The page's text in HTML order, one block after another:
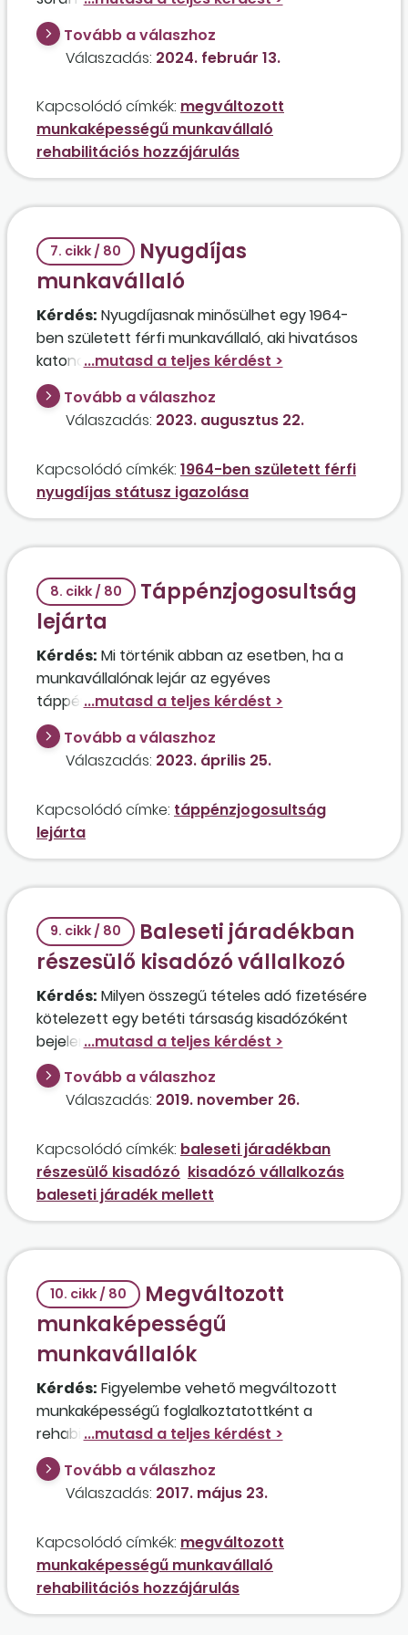
munkavállalót, aki egyidejűleg kettő – azonos
tulajdonosi körrel rendelkező – kft.-nél áll heti
20-20 órás munkaviszonyban? Élhet vele
szociálishozzájárulásiadó-kedvezménnyel?
Tovább a válaszhoz
Válaszadás: 2024. február 13.
Kapcsolódó címkék: megváltozott
munkaképességű munkavállaló
rehabilitációs hozzájárulás
7. cikk / 80
Nyugdíjas
munkavállaló
Kérdés: Nyugdíjasnak minősülhet egy 1964-
ben született férfi munkavállaló, aki hivatásos
katona volt, de alkalmatlanná minősítették? Az
I. fokú orvosi bizottság 2003. évi bemutatott
véleménye alapján a dolgozó
munkaképesség-csökkenése 40
nyugdíjat kapott. Hogyan győződhet meg a
munkáltató a nyugdíjas státusz fennállásáról?
Tovább a válaszhoz
Válaszadás: 2023. augusztus 22.
Kapcsolódó címkék: 1964-ben született férfi
nyugdíjas státusz igazolása
8. cikk / 80
Táppénzjogosultság
lejárta
Kérdés: Mi történik abban az esetben, ha a
munkavállalónak lejár az egyéves
táppénzjogosultsága, de betegségéből
eredően továbbra is keresőképtelen? Mennyi
ideig tarthatja keresőképtelen állományban az
orvos a beteg személyt?
Tovább a válaszhoz
Válaszadás: 2023. április 25.
Kapcsolódó címke: táppénzjogosultság
lejárta
9. cikk / 80
Baleseti járadékban
részesülő kisadózó vállalkozó
Kérdés: Milyen összegű tételes adó fizetésére
kötelezett egy betéti társaság kisadózóként
bejelentett beltagja, aki baleseti járadékot kap,
4. baleseti fokozatba tartozik, és
munkaképesség-csökkenés
százalékos?
Tovább a válaszhoz
Válaszadás: 2019. november 26.
Kapcsolódó címkék: baleseti járadékban
részesülő kisadózó kisadózó vállalkozás
baleseti járadék mellett
10. cikk / 80
Megváltozott
munkaképességű
munkavállalók
Kérdés: Figyelembe vehető megváltozott
munkaképességű foglalkoztatottként a
rehabilitációs hozzájárulás megállapításakor
az a két dolgozó, akik rendelkeznek súlyos
fogyatékos minősítéssel, amin a szakorvosok a
végleges állapotot tüntették fel?
Tovább a válaszhoz
Válaszadás: 2017. május 23.
Kapcsolódó címkék: megváltozott
munkaképességű munkavállaló
rehabilitációs hozzájárulás